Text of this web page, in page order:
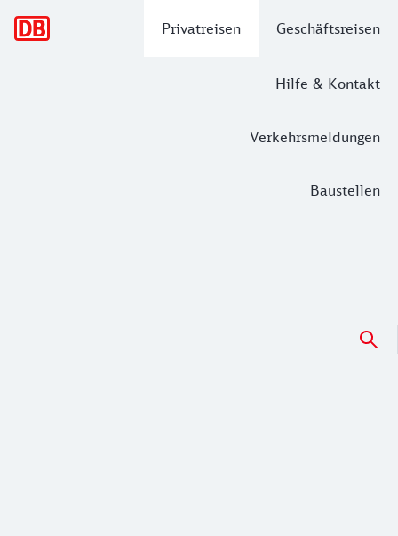
Privatreisen Geschäftsreisen
Hilfe & Kontakt
Verkehrsmeldungen
Baustellen